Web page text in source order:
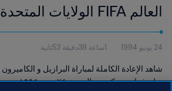
إعادة المباراة
24 يونيو 1994 1ساعة 38دقيقة 53ثانية
شاهد الإعادة الكاملة لمباراة البرازيل و
سان فرانسيسكو يوم الجمعة ٢٤ يونيو ١٩٩٤.